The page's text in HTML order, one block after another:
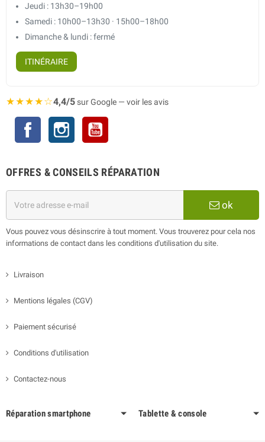
Jeudi : 13h30–19h00
Samedi : 10h00–13h30 · 15h00–18h00
Dimanche & lundi : fermé
ITINÉRAIRE
★★★★☆4,4/5sur Google — voir les avis
Facebook Instagram
OFFRES & CONSEILS RÉPARATION
ok
Vous pouvez vous désinscrire à tout moment. Vous trouverez pour cela nos
informations de contact dans les conditions d'utilisation du site.
Livraison
Mentions légales (CGV)
Paiement sécurisé
Conditions d'utilisation
Contactez-nous
Réparation smartphone Tablette & console